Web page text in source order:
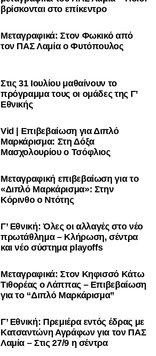
βρίσκονται στο επίκεντρο
Μεταγραφικά: Στον Φωκικό από
τον ΠΑΣ Λαμία ο Φυτόπουλος
Στις 31 Ιουλίου μαθαίνουν το
πρόγραμμα τους οι ομάδες της Γ’
Εθνικής
Vid | Επιβεβαίωση για Διπλό
Μαρκάρισμα: Στη Δόξα
Μασχολουρίου ο Τσόφλιος
Μεταγραφική επιβεβαίωση για το
«Διπλό Μαρκάρισμα»: Στην
Κόρινθο ο Ντότης
Γ’ Εθνική: Όλες οι αλλαγές στο νέο
πρωτάθλημα – Κλήρωση, σέντρα
και νέο σύστημα playoffs
Μεταγραφικά: Στον Κηφισσό Κάτω
Τιθορέας ο Λάππας – Επιβεβαίωση
για το “Διπλό Μαρκάρισμα”
Γ’ Εθνική: Πρεμιέρα εντός έδρας με
Κατσαντώνη Αγράφων για τον ΠΑΣ
Λαμία – Στις 27/9 η σέντρα